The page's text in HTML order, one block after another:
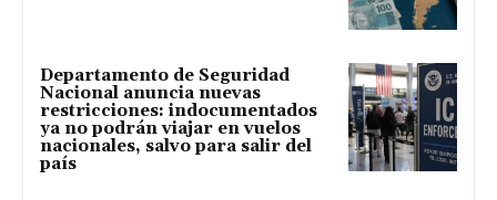
Departamento de Seguridad
Nacional anuncia nuevas
restricciones: indocumentados
ya no podrán viajar en vuelos
nacionales, salvo para salir del
país